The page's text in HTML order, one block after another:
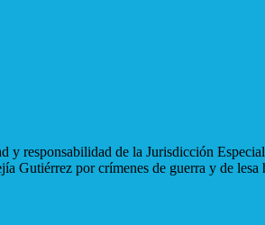
y responsabilidad de la Jurisdicción
Gutiérrez por crímenes de guerra y de